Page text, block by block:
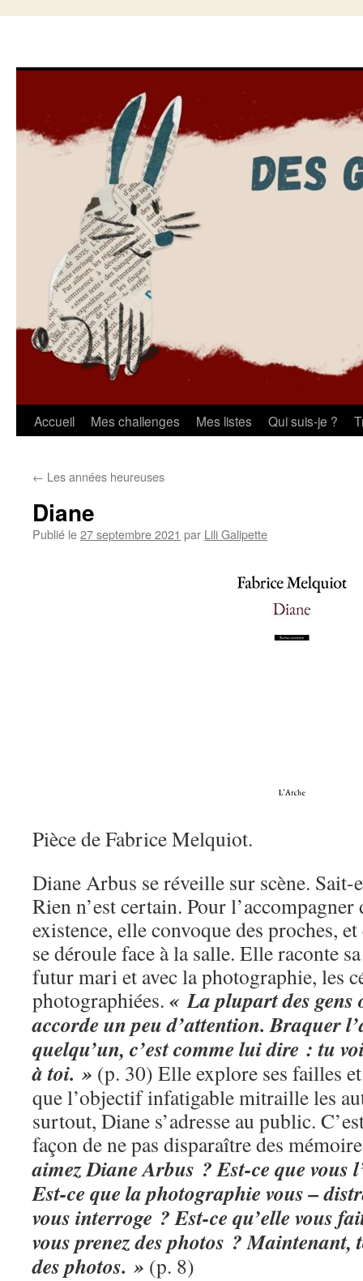
Aller
contenu
Accueil Mes challenges Mes listes Qui suis-je ?
← Les années heureuses
Diane
Publié le27 septembre 2021 par Lili Galipette
Pièce de Fabrice Melquiot.
Diane Arbus se réveille sur scène. Sait-
Rien n’est certain. Pour
existence, elle convoque des proches,
se déroule face à la salle. Elle raconte
futur mari et avec la photographie, les
photographiées. « La plupart des gens
accorde un peu d’attention. Braquer
quelqu’un, c’est comme lui dire : tu
à toi. » (p. 30) Elle explore ses failles
que l’objectif infatigable mitraille les
surtout, Diane s’adresse au public.
façon de ne pas disparaître des
aimez Diane Arbus ? Est-ce que vous
Est-ce que la photographie vous –
vous interroge ? Est-ce qu’elle vous
vous prenez des photos ? Maintenant,
des photos. » (p. 8)